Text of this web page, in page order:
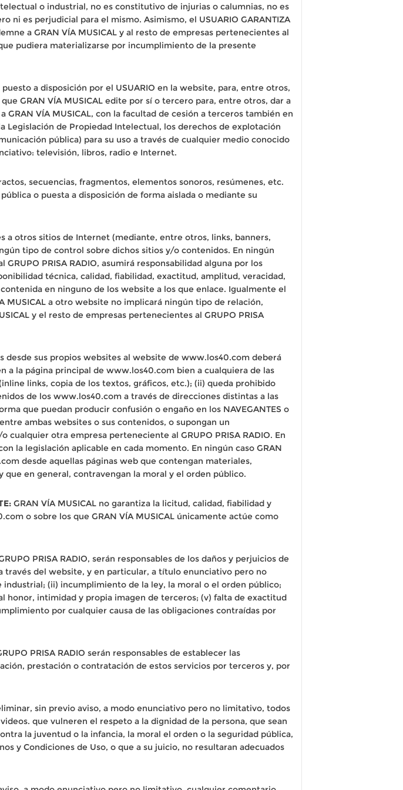
o industrial, no es constitutivo de injurias o calumnias, no es
es perjudicial para el mismo. Asimismo, el USUARIO GARANTIZA
a GRAN VÍA MUSICAL y al resto de empresas pertenecientes al
pudiera materializarse por incumplimiento de la presente
a disposición por el USUARIO en la website, para, entre otros,
GRAN VÍA MUSICAL edite por sí o tercero para, entre otros, dar a
VÍA MUSICAL, con la facultad de cesión a terceros también en
de Propiedad Intelectual, los derechos de explotación
pública) para su uso a través de cualquier medio conocido
televisión, libros, radio e Internet.
secuencias, fragmentos, elementos sonoros, resúmenes, etc.
o puesta a disposición de forma aislada o mediante su
a otros sitios de Internet (mediante, entre otros, links, banners,
tipo de control sobre dichos sitios y/o contenidos. En ningún
PRISA RADIO, asumirá responsabilidad alguna por los
técnica, calidad, fiabilidad, exactitud, amplitud, veracidad,
en ninguno de los website a los que enlace. Igualmente el
a otro website no implicará ningún tipo de relación,
y el resto de empresas pertenecientes al GRUPO PRISA
desde sus propios websites al website de www.los40.com deberá
a la página principal de www.los40.com bien a cualquiera de las
links, copia de los textos, gráficos, etc.); (ii) queda prohibido
de los www.los40.com a través de direcciones distintas a las
que puedan producir confusión o engaño en los NAVEGANTES o
ambas websites o sus contenidos, o supongan un
cualquier otra empresa perteneciente al GRUPO PRISA RADIO. En
la legislación aplicable en cada momento. En ningún caso GRAN
desde aquellas páginas web que contengan materiales,
en general, contravengan la moral y el orden público.
GRAN VÍA MUSICAL no garantiza la licitud, calidad, fiabilidad y
o sobre los que GRAN VÍA MUSICAL únicamente actúe como
PRISA RADIO, serán responsables de los daños y perjuicios de
través del website, y en particular, a título enunciativo pero no
(ii) incumplimiento de la ley, la moral o el orden público;
honor, intimidad y propia imagen de terceros; (v) falta de exactitud
por cualquier causa de las obligaciones contraídas por
PRISA RADIO serán responsables de establecer las
prestación o contratación de estos servicios por terceros y, por
sin previo aviso, a modo enunciativo pero no limitativo, todos
que vulneren el respeto a la dignidad de la persona, que sean
la juventud o la infancia, la moral el orden o la seguridad pública,
y Condiciones de Uso, o que a su juicio, no resultaran adecuados